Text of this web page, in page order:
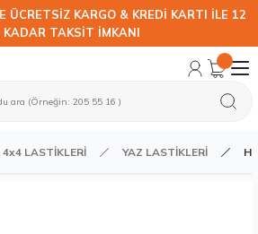
ÜCRETSİZ KARGO & KREDİ KARTI İLE 12
KADAR TAKSİT İMKANI
4x4 LASTİKLERİ YAZ LASTİKLERİ